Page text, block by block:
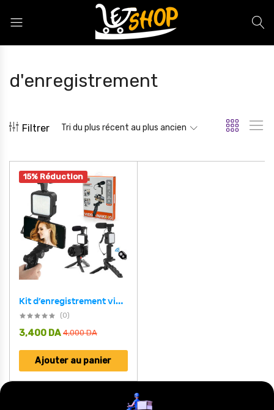
d'enregistrement
Filtrer Tri du plus récent au plus ancien
15% Réduction
Kit d’enregistrement vidéo pour smartphone et appareil photo avec microphone à LED intégré – طقم تصورير إحترافي مع ميكروفون وإضاءة مدمجة
(0)
4,000DA
3,400 DA
Ajouter au panier